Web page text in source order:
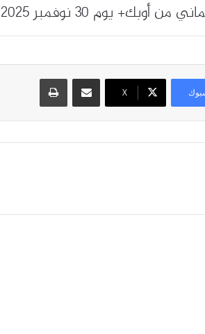
يوم 30 نوفمبر 2025.
X